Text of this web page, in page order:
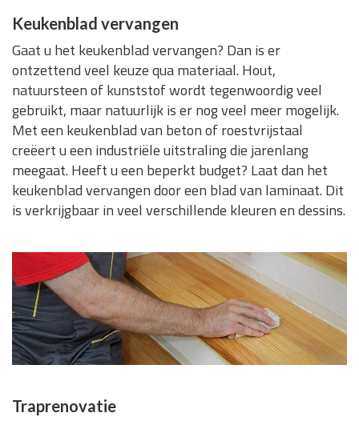
Keukenblad vervangen
Gaat u het keukenblad vervangen? Dan is er
ontzettend veel keuze qua materiaal. Hout,
natuursteen of kunststof wordt tegenwoordig veel
gebruikt, maar natuurlijk is er nog veel meer mogelijk.
Met een keukenblad van beton of roestvrijstaal
creëert u een industriële uitstraling die jarenlang
meegaat. Heeft u een beperkt budget? Laat dan het
keukenblad vervangen door een blad van laminaat. Dit
is verkrijgbaar in veel verschillende kleuren en dessins.
Traprenovatie